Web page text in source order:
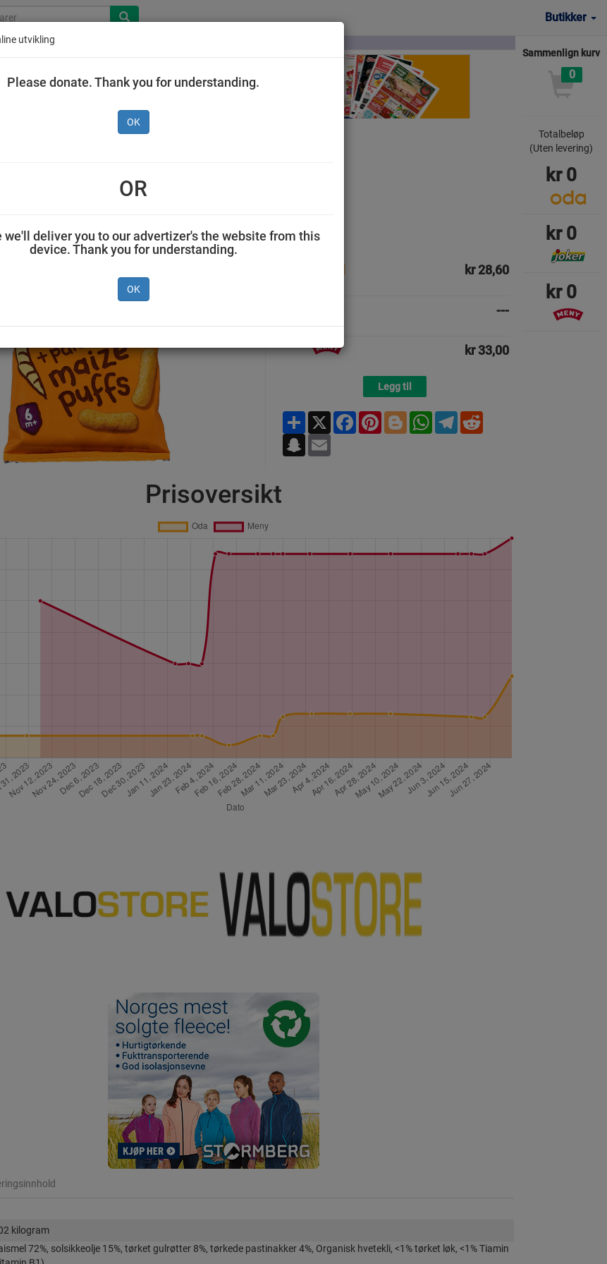
Butikker
Mais Puffer
og Pastinakk 20 g
kr 28,60
---
kr 33,00
Legg til
ShareX FacebookPinterestBloggerWhatsApp
TelegramReddit
Snapchat
Prisoversikt
kilogram
72%, solsikkeolje 15%, tørket gulrøtter 8%, tørkede pastinakker 4%, Organisk hvetekli, <1% tørket løk, <1% Tiamin
Sammenlign kurv
0
Totalbeløp
(Uten levering)
kr 0
kr 0
kr 0
utvikling
Please donate. Thank you for understanding.
OK
OR
we'll deliver you to our advertizer's the website from this
device. Thank you for understanding.
OK